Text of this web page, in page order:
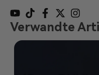
Verwandte